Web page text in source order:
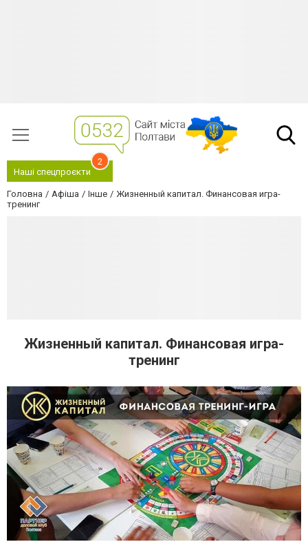
Наші спецпроєкти
2
Головна Афіша Інше
Жизненный капитал. Финансовая игра-
тренинг
Жизненный капитал. Финансовая игра-
тренинг